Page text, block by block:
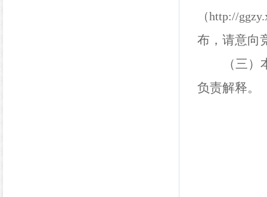
（http://
布，请意向
（三
负责解释。